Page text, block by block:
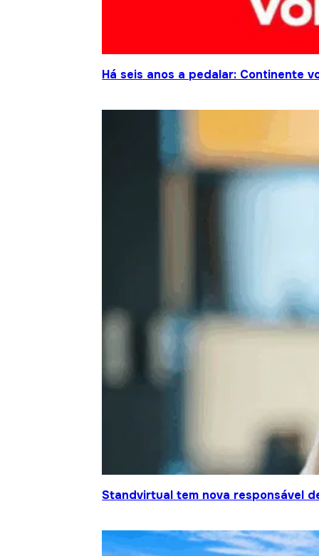
Há seis anos a pedalar: Continente
Standvirtual tem nova responsável